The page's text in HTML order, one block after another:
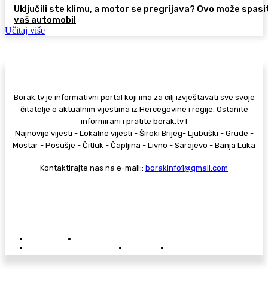
Uključili ste klimu, a motor se pregrijava? Ovo može
vaš automobil
Učitaj više
Borak.tv je informativni portal koji ima za cilj izvještavati sve svoje
čitatelje o aktualnim vijestima iz Hercegovine i regije. Ostanite
informirani i pratite borak.tv !
Najnovije vijesti - Lokalne vijesti - Široki Brijeg- Ljubuški - Grude -
Mostar - Posušje - Čitluk - Čapljina - Livno - Sarajevo - Banja Luka
Kontaktirajte nas na e-mail:: borakinfo1@gmail.com